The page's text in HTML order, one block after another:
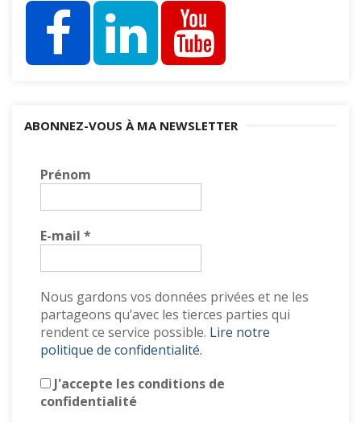
ABONNEZ-VOUS À MA NEWSLETTER
Prénom
E-mail *
Nous gardons vos données privées et ne les
partageons qu’avec les tierces parties qui
rendent ce service possible. Lire notre
politique de confidentialité.
J'accepte les conditions de
confidentialité